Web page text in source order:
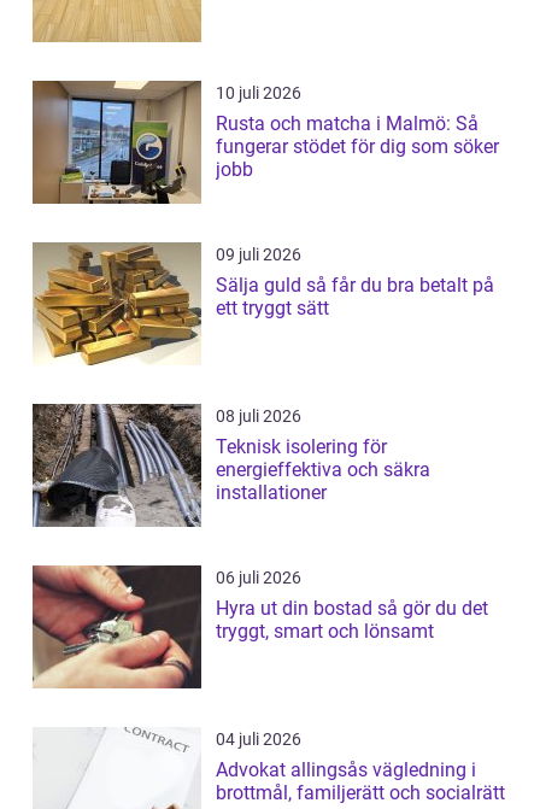
10 juli 2026
Rusta och matcha i Malmö: Så
fungerar stödet för dig som söker
jobb
09 juli 2026
Sälja guld så får du bra betalt på
ett tryggt sätt
08 juli 2026
Teknisk isolering för
energieffektiva och säkra
installationer
06 juli 2026
Hyra ut din bostad så gör du det
tryggt, smart och lönsamt
04 juli 2026
Advokat allingsås vägledning i
brottmål, familjerätt och socialrätt